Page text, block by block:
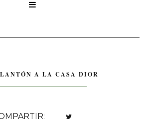

A LA CASA DIOR